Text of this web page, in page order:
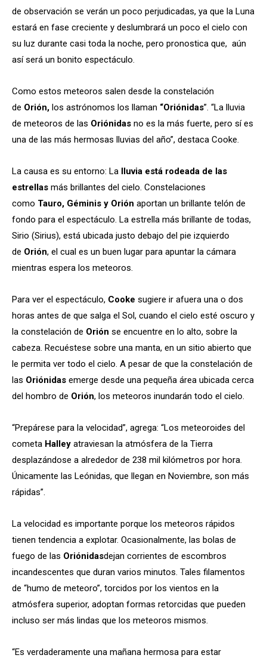
de observación se verán un poco perjudicadas, ya que la Luna
estará en fase creciente y deslumbrará un poco el cielo con
su luz durante casi toda la noche, pero pronostica que, aún
así será un bonito espectáculo.
Como estos meteoros salen desde la constelación
de Orión, los astrónomos los llaman “Oriónidas”. “La lluvia
de meteoros de las Oriónidas no es la más fuerte, pero sí es
una de las más hermosas lluvias del año”, destaca Cooke.
La causa es su entorno: La lluvia está rodeada de las
estrellas más brillantes del cielo. Constelaciones
como Tauro, Géminis y Orión aportan un brillante telón de
fondo para el espectáculo. La estrella más brillante de todas,
Sirio (Sirius), está ubicada justo debajo del pie izquierdo
de Orión, el cual es un buen lugar para apuntar la cámara
mientras espera los meteoros.
Para ver el espectáculo, Cooke sugiere ir afuera una o dos
horas antes de que salga el Sol, cuando el cielo esté oscuro y
la constelación de Orión se encuentre en lo alto, sobre la
cabeza. Recuéstese sobre una manta, en un sitio abierto que
le permita ver todo el cielo. A pesar de que la constelación de
las Oriónidas emerge desde una pequeña área ubicada cerca
del hombro de Orión, los meteoros inundarán todo el cielo.
“Prepárese para la velocidad”, agrega: “Los meteoroides del
cometa Halley atraviesan la atmósfera de la Tierra
desplazándose a alrededor de 238 mil kilómetros por hora.
Únicamente las Leónidas, que llegan en Noviembre, son más
rápidas”.
La velocidad es importante porque los meteoros rápidos
tienen tendencia a explotar. Ocasionalmente, las bolas de
fuego de las Oriónidasdejan corrientes de escombros
incandescentes que duran varios minutos. Tales filamentos
de “humo de meteoro”, torcidos por los vientos en la
atmósfera superior, adoptan formas retorcidas que pueden
incluso ser más lindas que los meteoros mismos.
“Es verdaderamente una mañana hermosa para estar